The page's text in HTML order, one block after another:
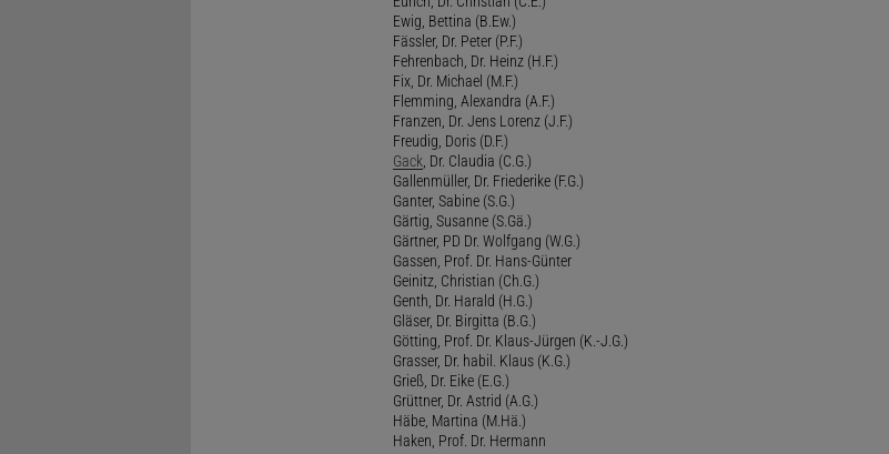
Ewig, Bettina (B.Ew.)
Fässler, Dr. Peter (P.F.)
Fehrenbach, Dr. Heinz (H.F.)
Fix, Dr. Michael (M.F.)
Flemming, Alexandra (A.F.)
Franzen, Dr. Jens Lorenz (J.F.)
Freudig, Doris (D.F.)
Gack, Dr. Claudia (C.G.)
Gallenmüller, Dr. Friederike (F.G.)
Ganter, Sabine (S.G.)
Gärtig, Susanne (S.Gä.)
Gärtner, PD Dr. Wolfgang (W.G.)
Gassen, Prof. Dr. Hans-Günter
Geinitz, Christian (Ch.G.)
Genth, Dr. Harald (H.G.)
Gläser, Dr. Birgitta (B.G.)
Götting, Prof. Dr. Klaus-Jürgen (K.-J.G.)
Grasser, Dr. habil. Klaus (K.G.)
Grieß, Dr. Eike (E.G.)
Grüttner, Dr. Astrid (A.G.)
Häbe, Martina (M.Hä.)
Haken, Prof. Dr. Hermann